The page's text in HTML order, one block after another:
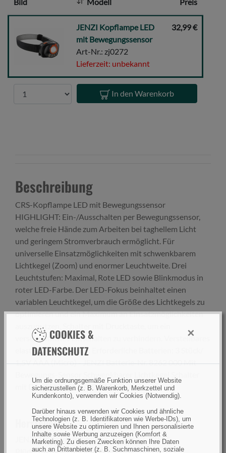
COOKIES &
DATENSCHUTZ
×
Um die ordnungsgemäße Funktion unserer Website
sicherzustellen (z. B. Warenkorb, Merkzettel und
Kundenkonto), verwenden wir Cookies (Notwendig).
Darüber hinaus verwenden wir Cookies und ähnliche
Technologien (z. B. Identifikatoren wie Werbe-IDs), um
unsere Website zu optimieren und Ihnen personalisierte
Inhalte sowie Werbung anzuzeigen (Komfort &
Marketing). Zu diesen Zwecken können Ihre Daten
auch an Drittanbieter (z. B. Suchmaschinen, soziale
:
Kopflampe
LED
Bewegungssensor
JENZI Kopflampe LED
mit Bewegungssensor
Art-Nr.: zj0272
Lieferzeit: unbekannt
32,99 €
In den Warenkorb
Beschreibung
CRS-Kopflampe LED mit Bewegungssensor
HIGHLIGHT: Ein-/Ausschalten per Bewegungssensor,
welche freie Hände zum Arbeiten bei taghellem Licht
und geringem Stromverbrauch ermöglicht. Für
universelle Einsatzmöglichkeiten mit schwenkbarem
Lichtkegel (Zoom) und enormer Leuchtweite. Drei
Leuchtstufen: Maximal, Rote LED sowie Blinkmodus in
roter LED-Farbe. Der LED-Fokus beinhaltet einen
variablen Leuchtkegel, um die Größe des Lichtkegels zu
optimieren und ein Maximum an Einsatzmöglichkeiten
auszunutzen. Schalter mit Drucktaste, um ein
versehentliches Einschalten zu verhindern. Verstellbares
elastisches Stirnband. Erforderliche Batterien: 3 Stück/
1,5V AAA (Micro) - JENZI Batterie-Nr. 8262 000 Mit
mit Drucktaste LED-ZOOM Fokus
Hersteller:
JENZI, Wilhelm-Bahmüller-Straße 53, 73655
Plüderhausen, GERMANY,